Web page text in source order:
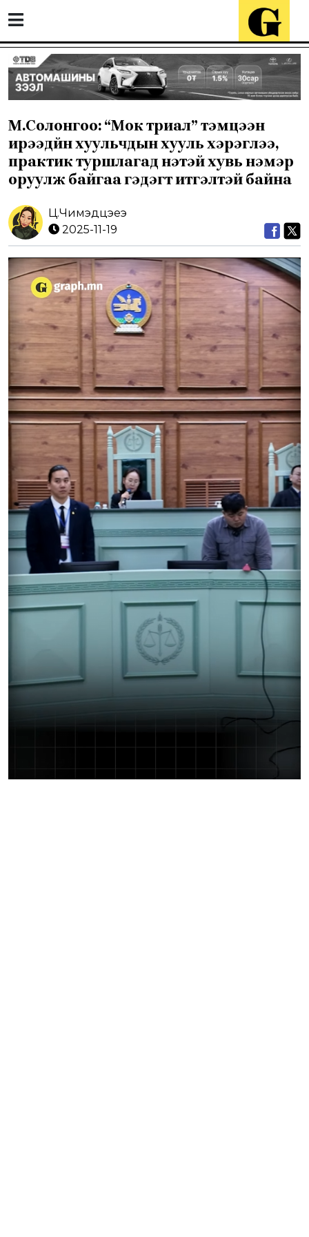
М.Солонгоо: “Мок триал” тэмцээн
ирээдүйн хуульчдын хууль хэрэглээ,
практик туршлагад үнэтэй хувь нэмэр
оруулж байгаа гэдэгт итгэлтэй байна
Ц.Чимэдцэеэ
2025-11-19